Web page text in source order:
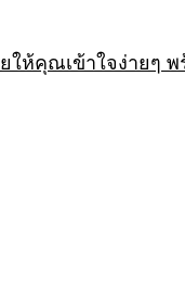
ห้คุณเข้าใจง่ายๆ พ